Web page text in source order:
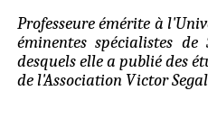
Professeure émérite à
éminentes spécialistes
desquels elle a publié des
de l'Association Victor